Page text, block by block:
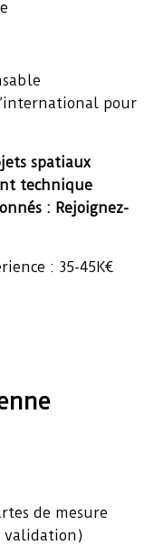
pour
spatiaux
technique
: Rejoignez-
: 35-45K€
de mesure
validation)